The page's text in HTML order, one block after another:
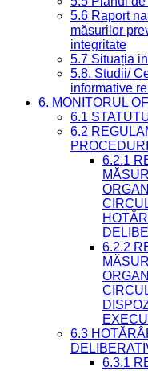
5.6 Raport
măsurilor
integritate
5.7 Situația
5.8. Studii/
informative
6. MONITORUL
6.1
6.2
6.2.1
6.2.2
6.3
6.3.1